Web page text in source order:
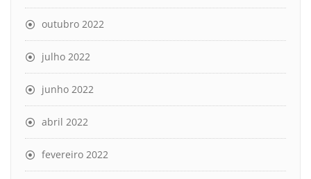
outubro 2022
julho 2022
junho 2022
abril 2022
fevereiro 2022